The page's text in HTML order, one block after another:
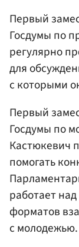
Первый
Госдумы по
регулярно
для
с которыми
Первый
Госдумы по
Кастюкевич
помогать
работает
форматов
с молодежью.